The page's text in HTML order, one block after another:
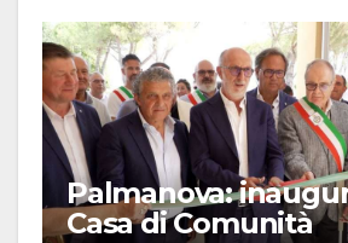
Palmanova:
Casa di Comunità